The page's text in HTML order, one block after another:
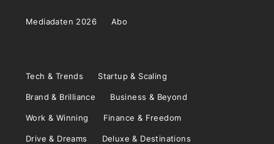
Mediadaten 2026 Abo
Tech & Trends Startup & Scaling
Brand & Brilliance Business & Beyond
Work & Winning Finance & Freedom
Drive & Dreams Deluxe & Destinations